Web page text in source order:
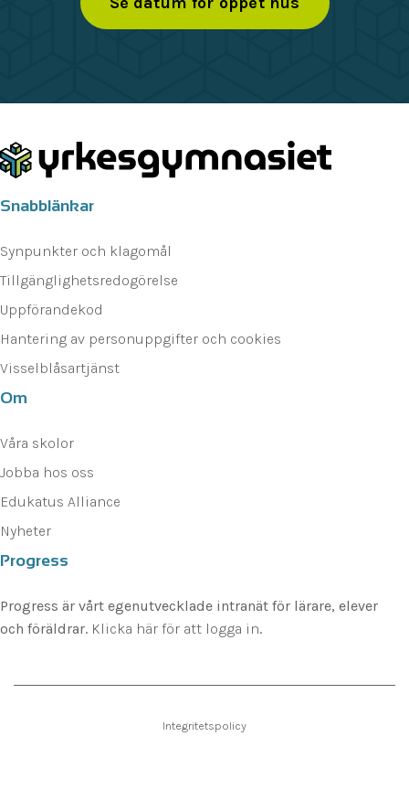
Snabblänkar
Synpunkter och klagomål
Tillgänglighetsredogörelse
Uppförandekod
Hantering av personuppgifter och cookies
Visselblåsartjänst
Om
Våra skolor
Jobba hos oss
Edukatus Alliance
Nyheter
Progress
Progress är vårt egenutvecklade intranät för lärare, elever
och föräldrar. Klicka här för att logga in.
Integritetspolicy